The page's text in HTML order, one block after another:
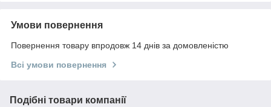
Умови повернення
Повернення товару впродовж 14 днів за домовленістю
Всі умови повернення
Подібні товари компанії